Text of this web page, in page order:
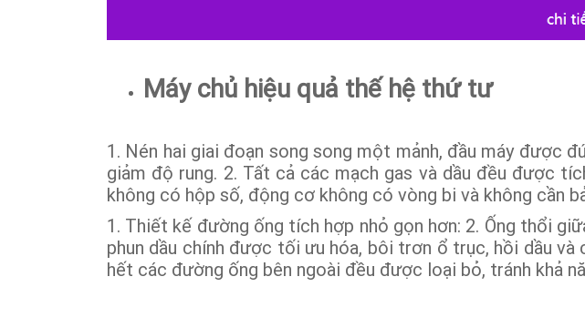
Máy chủ hiệu quả thế hệ thứ tư
1. Nén hai giai đoạn song song một mảnh, đầu máy được
giảm độ rung. 2. Tất cả các mạch gas và dầu đều được
không có hộp số, động cơ không có vòng bi và không cần
1. Thiết kế đường ống tích hợp nhỏ gọn hơn: 2. Ống thổi
phun dầu chính được tối ưu hóa, bôi trơn ổ trục, hồi dầu
hết các đường ống bên ngoài đều được loại bỏ, tránh khả